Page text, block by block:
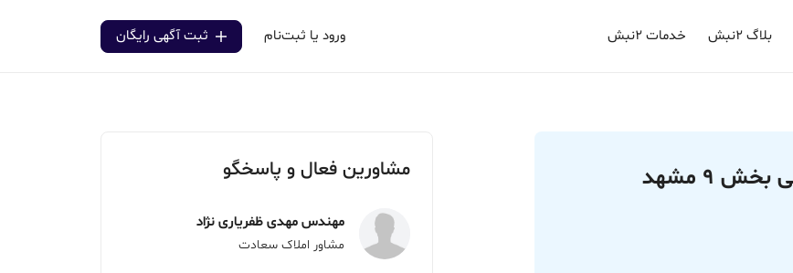
بلاگ ۲نبش خدمات ۲نبش ورود یا ثبت‌نام ثبت آگهی رایگان
موقعیت پلاک 1805 فرعی از 24 اصلی بخش 9 مشهد
مشاورین فعال و پاسخگو
مهندس مهدی ظفریاری نژاد
مشاور املاک سعادت